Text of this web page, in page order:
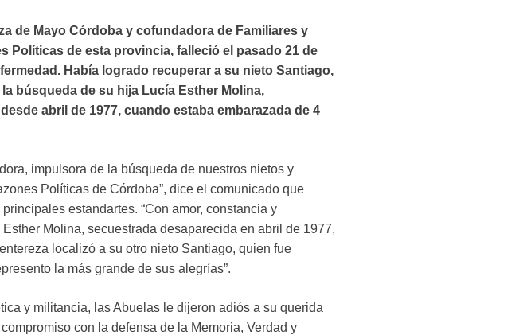
de Mayo Córdoba y cofundadora de Familiares y
Políticas de esta provincia, falleció el pasado 21 de
Había logrado recuperar a su nieto Santiago,
búsqueda de su hija Lucía Esther Molina,
abril de 1977, cuando estaba embarazada de 4
impulsora de la búsqueda de nuestros nietos y
Políticas de Córdoba”, dice el comunicado que
estandartes. “Con amor, constancia y
Molina, secuestrada desaparecida en abril de 1977,
localizó a su otro nieto Santiago, quien fue
la más grande de sus alegrías”.
y militancia, las Abuelas le dijeron adiós a su querida
con la defensa de la Memoria, Verdad y